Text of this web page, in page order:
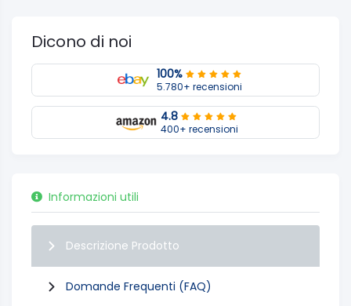
Dicono di noi
100%
5.780+ recensioni
4.8
400+ recensioni
Informazioni utili
Descrizione Prodotto
Domande Frequenti (FAQ)